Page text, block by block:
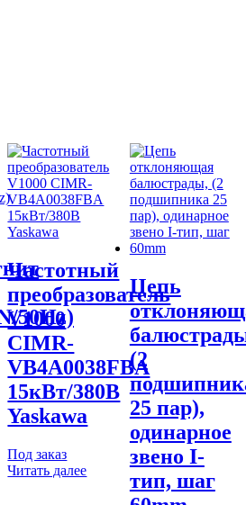
50Hz)
Частотный
преобразователь
V1000
CIMR-
VB4A0038FBA
15кВт/380В
Yaskawa
Под заказ
Читать далее
Цепь
(2
25 пар),
одинарное
звено I-
тип, шаг